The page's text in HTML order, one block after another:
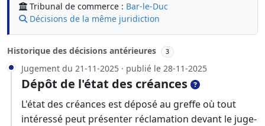
Tribunal de commerce : Bar-le-Duc
Décisions de la même juridiction
Historique des décisions antérieures 3
Jugement du 21-11-2025 · publié le 28-11-2025
Dépôt de l'état des créances
L'état des créances est déposé au greffe où tout
intéressé peut présenter réclamation devant le juge-